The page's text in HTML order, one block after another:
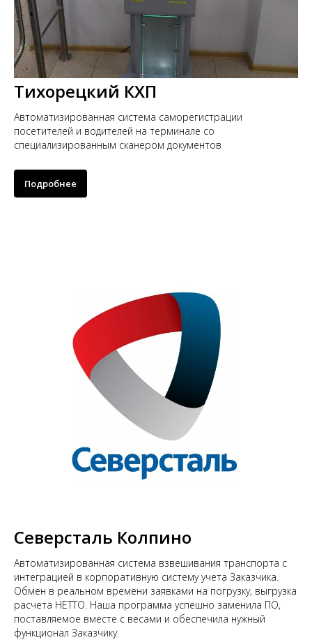
Тихорецкий КХП
Автоматизированная система саморегистрации
посетителей и водителей на терминале со
специализированным сканером документов
Подробнее
Северсталь Колпино
Автоматизированная система взвешивания транспорта с
интеграцией в корпоративную систему учета Заказчика.
Обмен в реальном времени заявками на погрузку, выгрузка
расчета НЕТТО. Наша программа успешно заменила ПО,
поставляемое вместе с весами и обеспечила нужный
функционал Заказчику.